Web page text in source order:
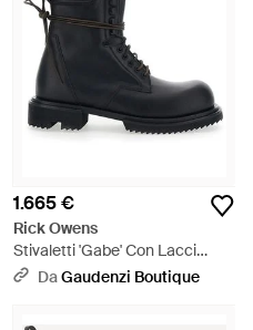
1.665 €
Rick Owens
Stivaletti 'Gabe' Con Lacci
Oversize Decorativi E Chiusura
DaGaudenzi Boutique